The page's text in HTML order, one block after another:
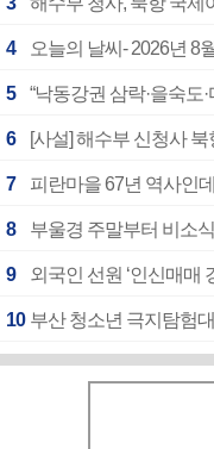
4 오늘의 날씨- 2026년 8
5 “낙동강권 삼락·을숙도
6 [사설] 해수부 신청사
7 피란마을 67년 역사인
8 부울경 주말부터 비소
9 외국인 선원 ‘인신매매
10 부산 청소년 극지탐험